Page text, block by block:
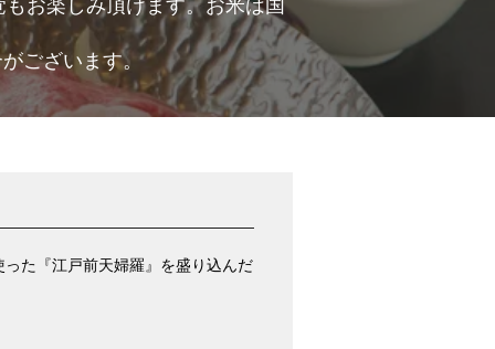
お楽しみ頂けます。お米は国
ございます。
た『江戸前天婦羅』を盛り込んだ